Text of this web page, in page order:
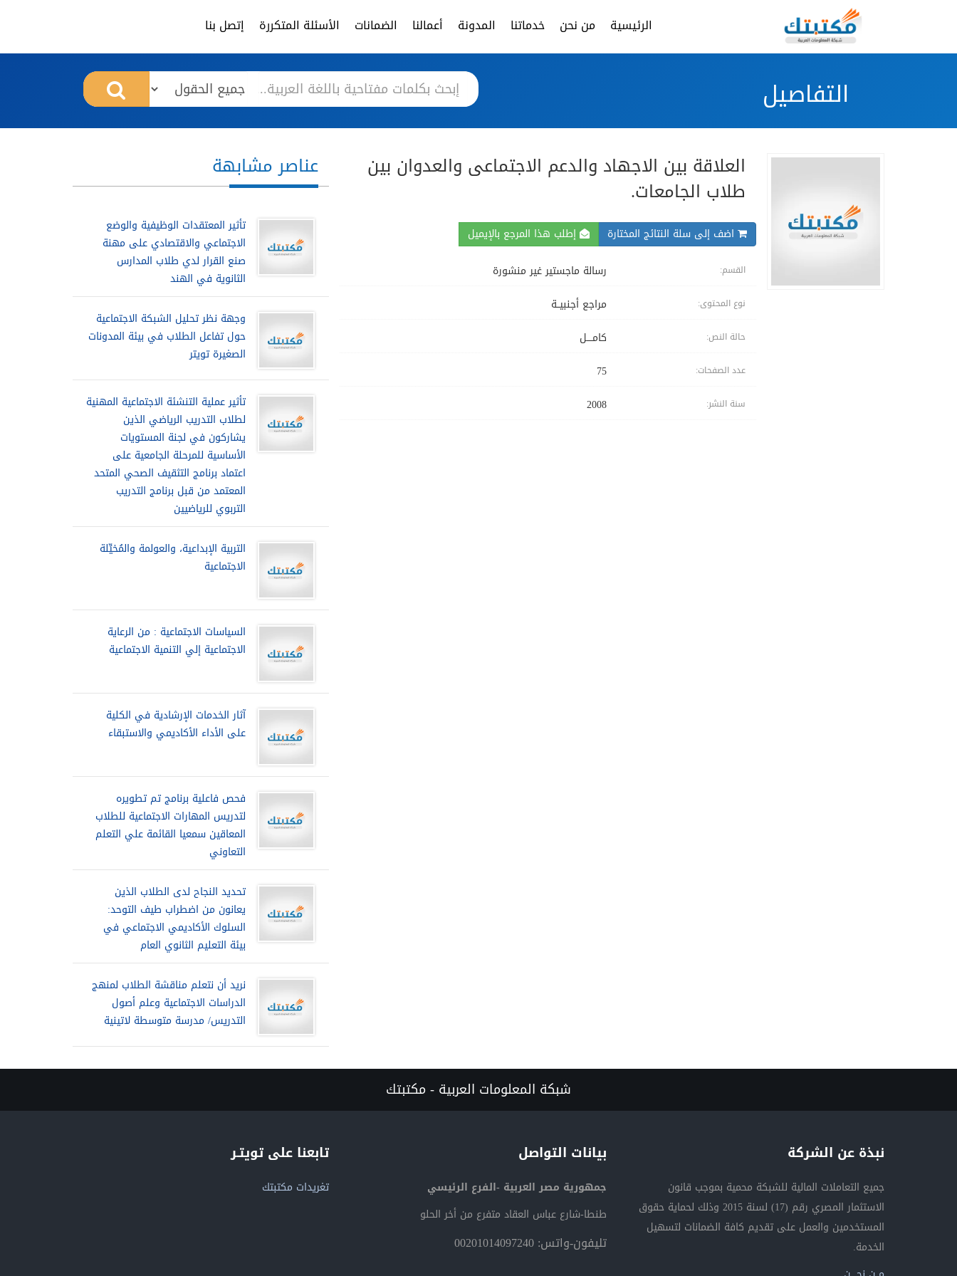
الرئيسية من نحن خدماتنا المدونة أعمالنا الضمانات الأسئلة المتكررة إتصل بنا
التفاصيل
العلاقة بين الاجهاد والدعم الاجتماعى والعدوان بين
طلاب الجامعات.
اضف إلى سلة النتائج المختارة إطلب هذا المرجع بالإيميل
القسم: رسالة ماجستير غير منشورة
نوع المحتوى: مراجع أجنبيــة
حالة النص: كامــــل
عدد الصفحات: 75
سنة النشر: 2008
عناصر مشابهة
تأثير المعتقدات الوظيفية والوضع
الاجتماعي والاقتصادي على مهنة
صنع القرار لدي طلاب المدارس
الثانوية في الهند
وجهة نظر تحليل الشبكة الاجتماعية
حول تفاعل الطلاب في بيئة المدونات
الصغيرة تويتر
تأثير عملية التنشئة الاجتماعية المهنية
لطلاب التدريب الرياضي الذين
يشاركون في لجنة المستويات
الأساسية للمرحلة الجامعية على
اعتماد برنامج التثقيف الصحي المتحد
المعتمد من قبل برنامج التدريب
التربوي للرياضيين
التربية الإبداعية، والعولمة والمُخيِّلة
الاجتماعية
السياسات الاجتماعية : من الرعاية
الاجتماعية إلي التنمية الاجتماعية
آثار الخدمات الإرشادية في الكلية
على الأداء الأكاديمي والاستبقاء
فحص فاعلية برنامج تم تطويره
لتدريس المهارات الاجتماعية للطلاب
المعاقين سمعيا القائمة علي التعلم
التعاوني
تحديد النجاح لدى الطلاب الذين
يعانون من اضطراب طيف التوحد:
السلوك الأكاديمي الاجتماعي في
بيئة التعليم الثانوي العام
نريد أن نتعلم مناقشة الطلاب لمنهج
الدراسات الاجتماعية وعلم أصول
التدريس/ مدرسة متوسطة لاتينية
شبكة المعلومات العربية - مكتبتك
نبذة عن الشركة
جميع التعاملات المالية للشبكة محمية بموجب قانون
الاستثمار المصري رقم (17) لسنة 2015 وذلك لحماية حقوق
المستخدمين والعمل على تقديم كافة الضمانات لتسهيل
الخدمة.
بيانات التواصل
جمهورية مصر العربية -الفرع الرئيسي
طنطا-شارع عباس العقاد متفرع من أخر الحلو
تليفون-واتس: 00201014097240
تابعنا على تويتـر
تغريدات مكتبتك